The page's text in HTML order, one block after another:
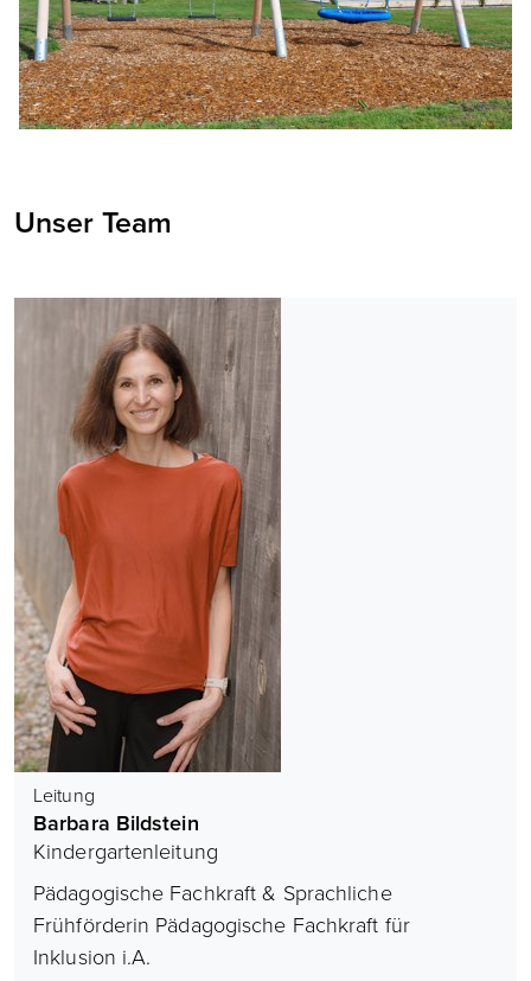
Unser Team
Leitung
Barbara Bildstein
Kindergartenleitung
Pädagogische Fachkraft & Sprachliche
Frühförderin Pädagogische Fachkraft für
Inklusion i.A.